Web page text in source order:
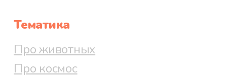
Тематика
Про животных
Про космос